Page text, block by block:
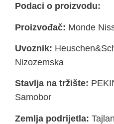
Podaci o proizvodu:
Proizvođač: Monde
Uvoznik:
Nizozemska
Stavlja na tržište:
Samobor
Zemlja podrijetla: